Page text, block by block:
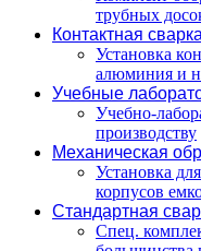
трубных
Контактная сварка
Установка
алюминия и
Учебные
Учебно-
производству
Механическая
Установка
корпусов
Стандартная
Спец.